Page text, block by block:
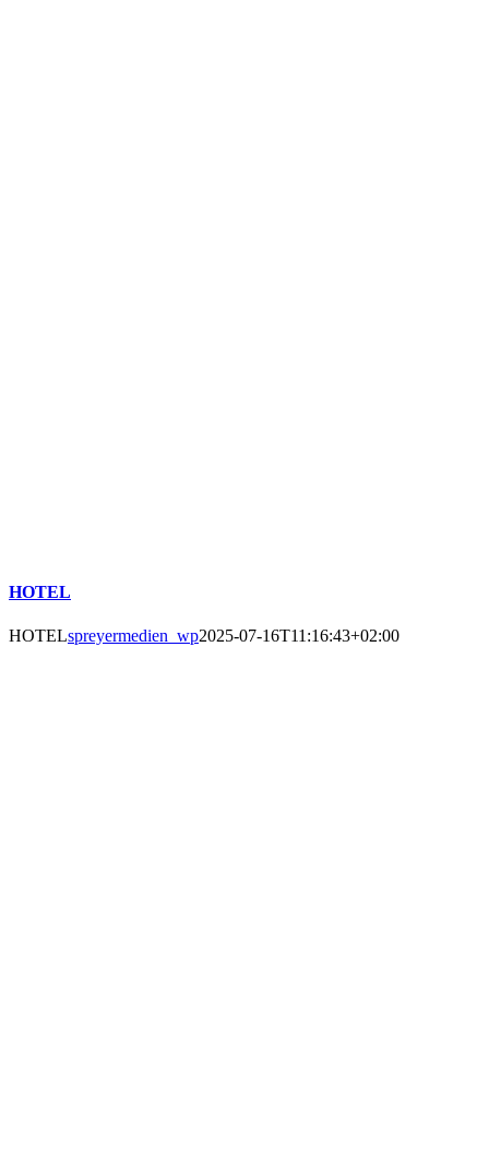
HOTEL
HOTELspreyermedien_wp2025-07-16T11:16:43+02:00